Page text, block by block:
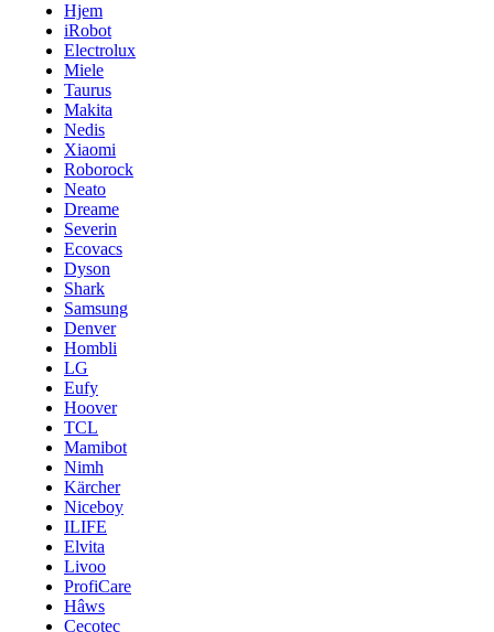
Hjem
iRobot
Electrolux
Miele
Taurus
Makita
Nedis
Xiaomi
Roborock
Neato
Dreame
Severin
Ecovacs
Dyson
Shark
Samsung
Denver
Hombli
LG
Eufy
Hoover
TCL
Mamibot
Nimh
Kärcher
Niceboy
ILIFE
Elvita
Livoo
ProfiCare
Hâws
Cecotec